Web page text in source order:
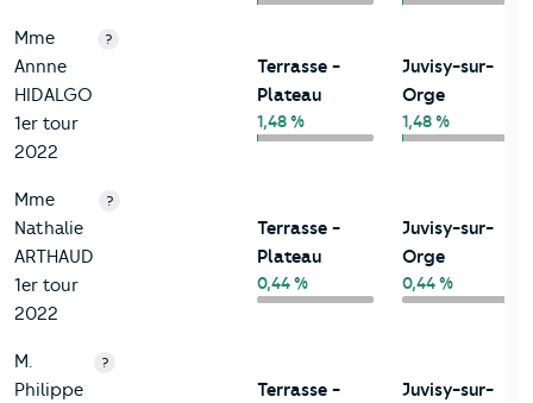
Mme
Annne
HIDALGO
1er tour
2022
?
Terrasse -
Plateau
1,48 %
Juvisy-sur-
Orge
1,48 %
Mme
Nathalie
ARTHAUD
1er tour
2022
?
Terrasse -
Plateau
0,44 %
Juvisy-sur-
Orge
0,44 %
M.
Philippe
?
Terrasse -
Juvisy-sur-